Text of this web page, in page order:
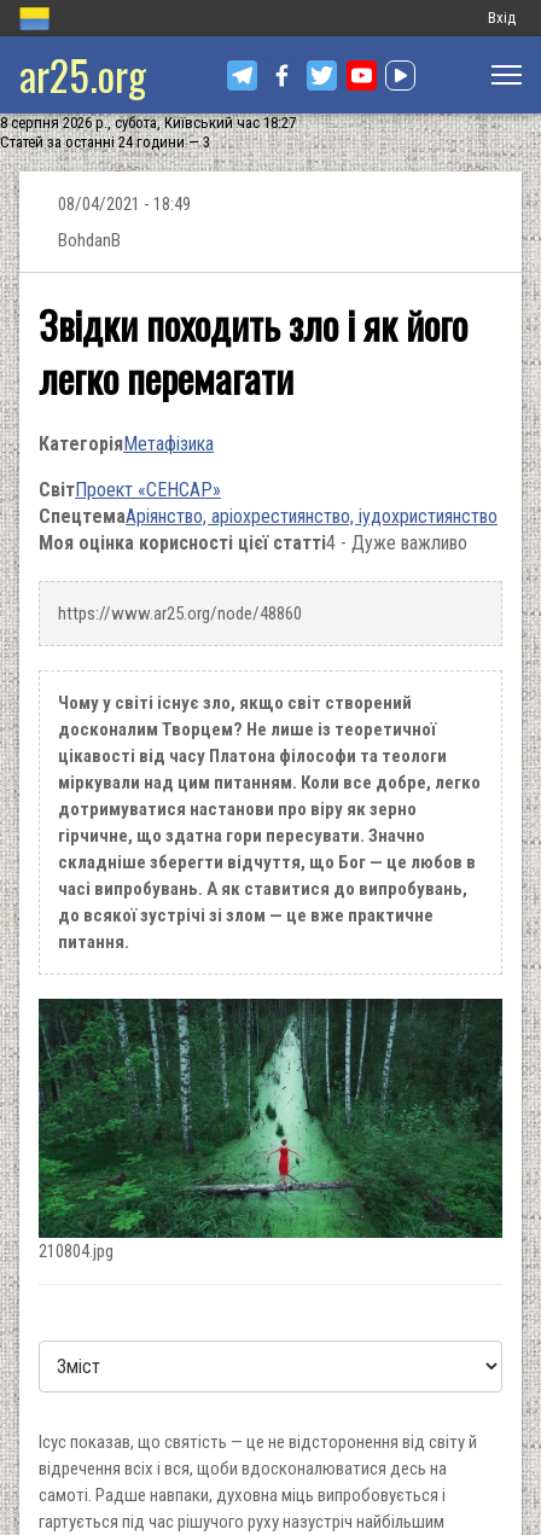
Меню
запису
Вхід
ar25.org
8 серпня 2026 р., субота, Київський час 18:27
Статей за останні 24 години — 3
08/04/2021 - 18:49
BohdanB
Звідки походить зло і як його
легко перемагати
КатегоріяМетафізика
СвітПроект «СЕНСАР»
СпецтемаАріянство, аріохрестиянство, іудохристиянство
Моя оцінка корисності цієї статті4 - Дуже важливо
https://www.ar25.org/node/48860
Чому у світі існує зло, якщо світ створений
досконалим Творцем? Не лише із теоретичної
цікавості від часу Платона філософи та теологи
міркували над цим питанням. Коли все добре, легко
дотримуватися настанови про віру як зерно
гірчичне, що здатна гори пересувати. Значно
складніше зберегти відчуття, що Бог — це любов в
часі випробувань. А як ставитися до випробувань,
до всякої зустрічі зі злом — це вже практичне
питання.
210804.jpg
Ісус показав, що святість — це не відсторонення від світу й
відречення всіх і вся, щоби вдосконалюватися десь на
самоті. Радше навпаки, духовна міць випробовується і
гартується під час рішучого руху назустріч найбільшим